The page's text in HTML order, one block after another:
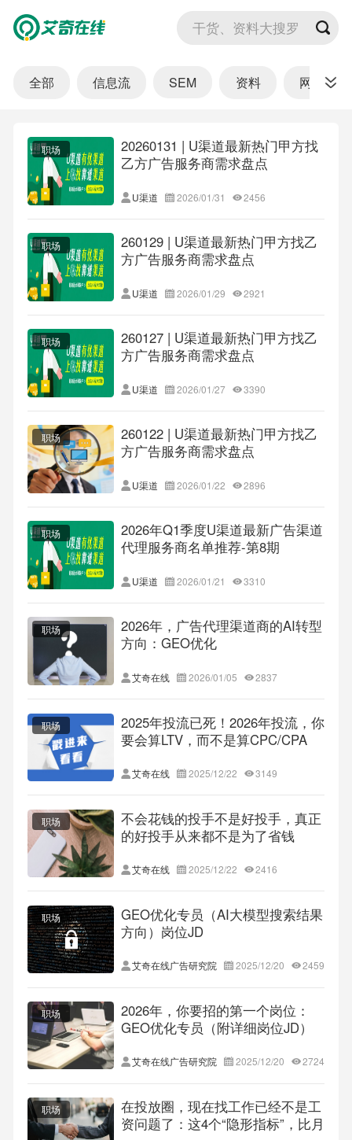
干货、资料大搜罗
全部 信息流 SEM 资料 网站
职场
20260131 | U渠道最新热门甲方找
乙方广告服务商需求盘点
U渠道 2026/01/31 2456
职场
260129 | U渠道最新热门甲方找乙
方广告服务商需求盘点
U渠道 2026/01/29 2921
职场
260127 | U渠道最新热门甲方找乙
方广告服务商需求盘点
U渠道 2026/01/27 3390
职场
260122 | U渠道最新热门甲方找乙
方广告服务商需求盘点
U渠道 2026/01/22 2896
职场
2026年Q1季度U渠道最新广告渠道
代理服务商名单推荐-第8期
U渠道 2026/01/21 3310
职场
2026年，广告代理渠道商的AI转型
方向：GEO优化
艾奇在线 2026/01/05 2837
职场
2025年投流已死！2026年投流，你
要会算LTV，而不是算CPC/CPA
艾奇在线 2025/12/22 3149
职场
不会花钱的投手不是好投手，真正
的好投手从来都不是为了省钱
艾奇在线 2025/12/22 2416
职场
GEO优化专员（AI大模型搜索结果
方向）岗位JD
艾奇在线广告研究院 2025/12/20 2459
职场
2026年，你要招的第一个岗位：
GEO优化专员（附详细岗位JD）
艾奇在线广告研究院 2025/12/20 2724
职场
在投放圈，现在找工作已经不是工
资问题了：这4个“隐形指标”，比月